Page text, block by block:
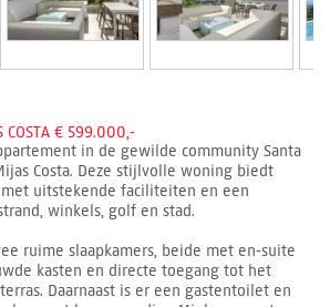
COSTA € 599.000,-
in de gewilde community Santa
Costa. Deze stijlvolle woning biedt
uitstekende faciliteiten en een
winkels, golf en stad.
ruime slaapkamers, beide met en-suite
kasten en directe toegang tot het
Daarnaast is er een gastentoilet en